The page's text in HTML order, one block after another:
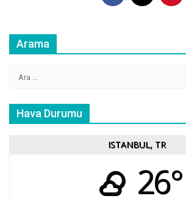
Arama
Hava Durumu
ISTANBUL, TR
26°